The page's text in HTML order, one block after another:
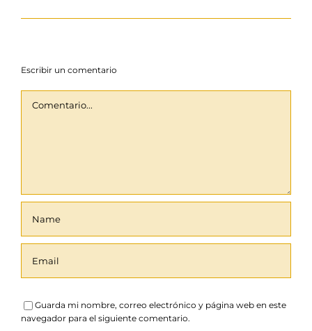
Escribir un comentario
Guarda mi nombre, correo electrónico y página web en este
navegador para el siguiente comentario.